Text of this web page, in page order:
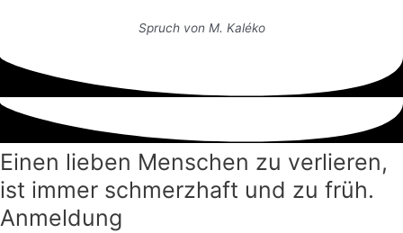
Spruch von M. Kaléko
Einen lieben Menschen zu verlieren,
ist immer schmerzhaft und zu früh.
Anmeldung